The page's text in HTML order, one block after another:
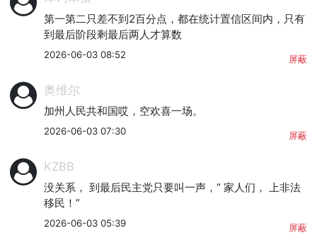
第一第二只差不到2百分点，都在统计置信区间内，只有
到最后阶段剩最后两人才算数
2026-06-03 08:52 屏蔽
奥维尔
加州人民共和国哎，空欢喜一场。
2026-06-03 07:30 屏蔽
KZBB
没关系， 到最后民主党只要叫一声，“ 家人们， 上非法
移民！”
2026-06-03 05:39 屏蔽